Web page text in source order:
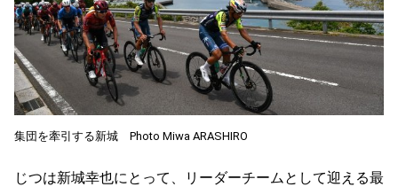
集団を牽引する新城 Photo Miwa ARASHIRO
じつは新城幸也にとって、リーダーチームとして迎える最